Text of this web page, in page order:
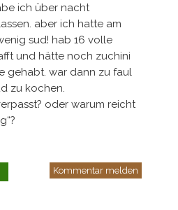
ich über nacht
aber ich hatte am
sud! hab 16 volle
und hätte noch zuchini
gehabt. war dann zu faul
zu kochen.
oder warum reicht
Kommentar melden